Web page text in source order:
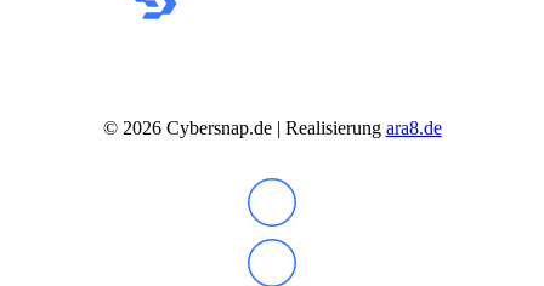
© 2026Cybersnap.de | Realisierung ara8.de